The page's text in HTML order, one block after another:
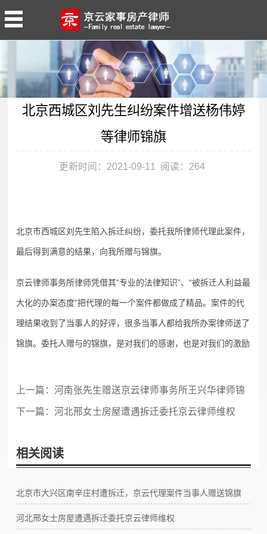
北京西城区刘先生纠纷案件增送杨伟婷
等律师锦旗
更新时间：2021-09-11 阅读： 264
北京市西城区刘先生陷入拆迁纠纷，委托我所律师代理此案件，
最后得到满意的结果，向我所赠与锦旗。
京云律师事务所律师凭借其“专业的法律知识”、“被拆迁人利益最
大化的办案态度”把代理的每一个案件都做成了精品。案件的代
理结果收到了当事人的好评，很多当事人都给我所办案律师送了
锦旗。委托人赠与的锦旗，是对我们的感谢，也是对我们的激励
上一篇： 河南张先生赠送京云律师事务所王兴华律师锦
旗
下一篇： 河北邢女士房屋遭遇拆迁委托京云律师维权
相关阅读
北京市大兴区南辛庄村遭拆迁，京云代理案件当事人赠送锦旗
河北邢女士房屋遭遇拆迁委托京云律师维权